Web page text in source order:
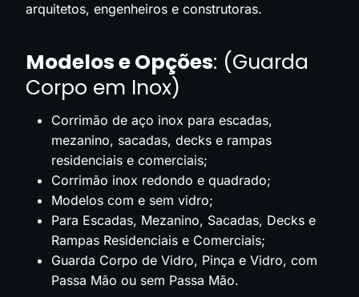
arquitetos, engenheiros e construtoras.
Modelos e Opções: (Guarda
Corpo em Inox)
Corrimão de aço inox para escadas,
mezanino, sacadas, decks e rampas
residenciais e comerciais;
Corrimão inox redondo e quadrado;
Modelos com e sem vidro;
Para Escadas, Mezanino, Sacadas, Decks e
Rampas Residenciais e Comerciais;
Guarda Corpo de Vidro, Pinça e Vidro, com
Passa Mão ou sem Passa Mão.